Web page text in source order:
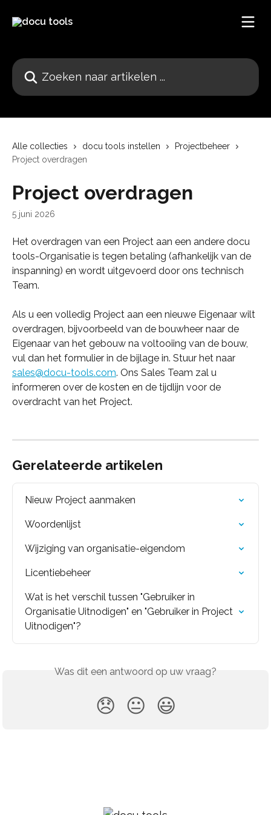
Zoeken naar artikelen ...
Alle collecties docu tools instellen
Projectbeheer
Project overdragen
Project overdragen
5 juni 2026
Het overdragen van een Project aan een andere docu
tools-Organisatie is tegen betaling (afhankelijk van de
inspanning) en wordt uitgevoerd door ons technisch
Team.
Als u een volledig Project aan een nieuwe Eigenaar wilt
overdragen, bijvoorbeeld van de bouwheer naar de
Eigenaar van het gebouw na voltooiing van de bouw,
vul dan het formulier in de bijlage in. Stuur het naar
sales@docu-tools.com. Ons Sales Team zal u
informeren over de kosten en de tijdlijn voor de
overdracht van het Project.
Gerelateerde artikelen
Nieuw Project aanmaken
Woordenlijst
Wijziging van organisatie-eigendom
Licentiebeheer
Wat is het verschil tussen "Gebruiker in
Organisatie Uitnodigen" en "Gebruiker in Project
Uitnodigen"?
Was dit een antwoord op uw vraag?
😞 😐 😃